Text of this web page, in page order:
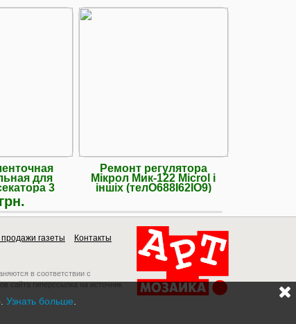
для
3
Ремонт регулятора
Мікрол Мик-122 Microl і
іншіх (телО688І62ІО9)
газеты Контакты
в соответствии с
сайта гиперссылка на источник
Узнать больше